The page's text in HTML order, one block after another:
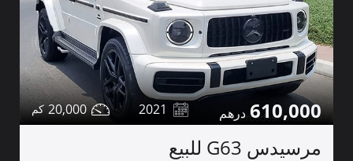
610,000
2021
20,000
مرسيدس G63 للبيع